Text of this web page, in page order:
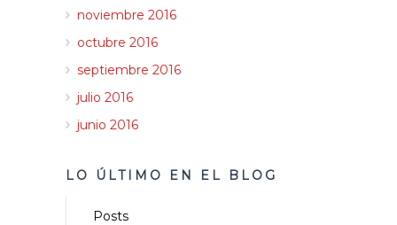
noviembre 2016
octubre 2016
septiembre 2016
julio 2016
junio 2016
LO ÚLTIMO EN EL BLOG
Posts